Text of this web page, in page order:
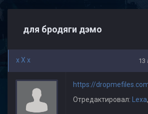
для бродяги дэмо
x X x 13
https://
Отредактировал:
Lexa